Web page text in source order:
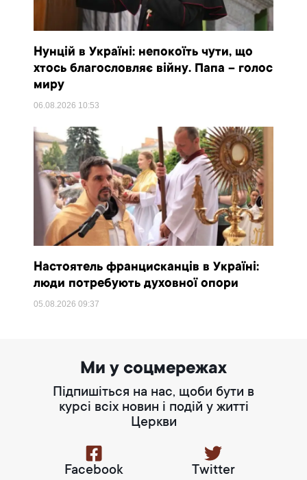
Нунцій в Україні: непокоїть чути, що
хтось благословляє війну. Папа – голос
миру
06.08.2026 10:53
Настоятель францисканців в Україні:
люди потребують духовної опори
05.08.202609:37
Ми у соцмережах
Підпишіться на нас, щоби бути в
курсі всіх новин і подій у житті
Церкви
Facebook Twitter